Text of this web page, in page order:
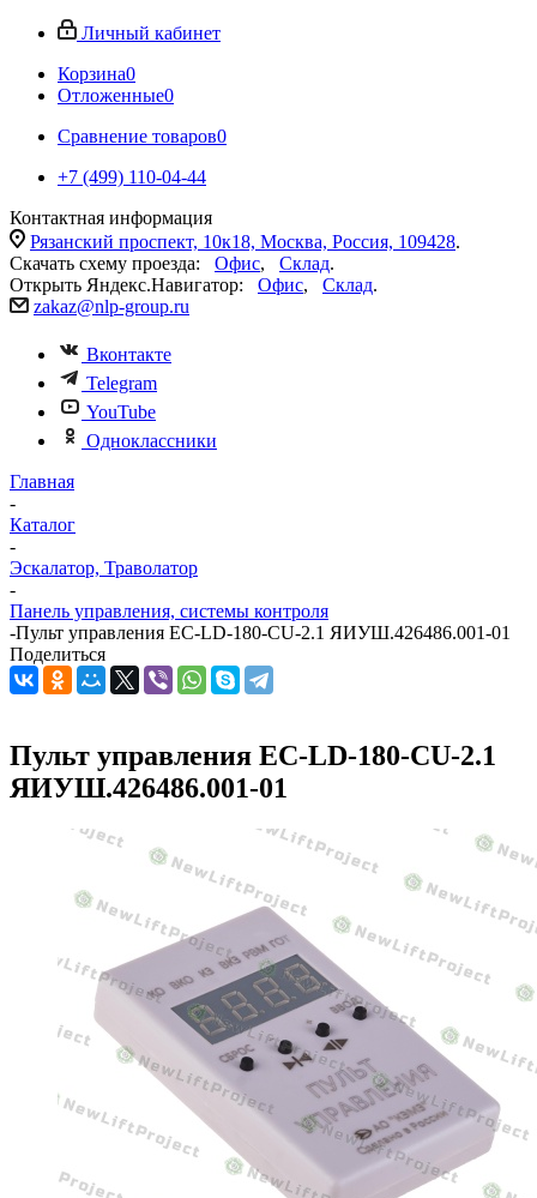
Личный кабинет
Корзина0
Отложенные0
Сравнение товаров0
+7 (499) 110-04-44
Контактная информация
Рязанский проспект, 10к18, Москва, Россия, 109428.
Скачать схему проезда: Офис, Склад.
Открыть Яндекс.Навигатор: Офис, Склад.
zakaz@nlp-group.ru
Вконтакте
Telegram
YouTube
Одноклассники
Главная
-
Каталог
-
Эскалатор, Траволатор
-
Панель управления, системы контроля
-Пульт управления EC-LD-180-CU-2.1 ЯИУШ.426486.001-01
Поделиться
Пульт управления EC-LD-180-CU-2.1
ЯИУШ.426486.001-01